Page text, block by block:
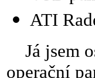
ATI
Já jsem
operační